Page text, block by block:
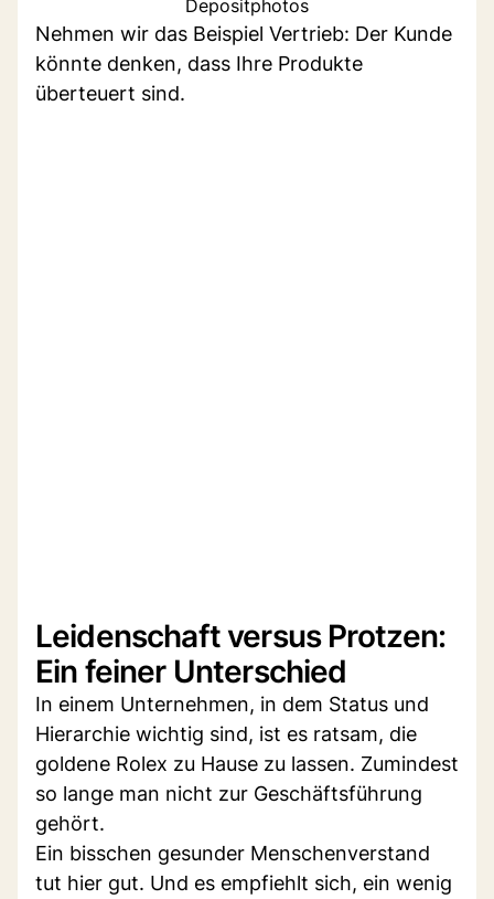
Depositphotos
Nehmen wir das Beispiel Vertrieb: Der Kunde
könnte denken, dass Ihre Produkte
überteuert sind.
Leidenschaft versus Protzen:
Ein feiner Unterschied
In einem Unternehmen, in dem Status und
Hierarchie wichtig sind, ist es ratsam, die
goldene Rolex zu Hause zu lassen. Zumindest
so lange man nicht zur Geschäftsführung
gehört.
Ein bisschen gesunder Menschenverstand
tut hier gut. Und es empfiehlt sich, ein wenig